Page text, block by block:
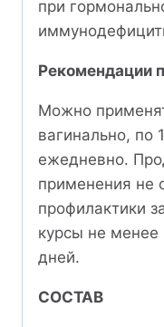
при
Рекомендации
Можно
вагинально, по
ежедневно.
применения не
профилактики
курсы не менее
дней.
СОСТАВ